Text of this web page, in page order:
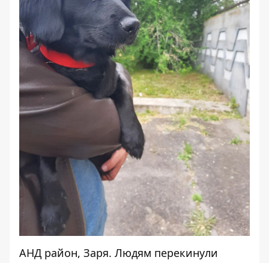
АНД район, Заря. Людям перекинули